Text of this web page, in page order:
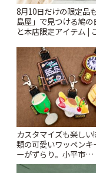
8月10日だけの限定品
島屋」で見つける鳩の
と本店限定アイテム |
カスタマイズも楽しい
類の可愛いワッペンキ
ーがずらり。小平市
「Kimamaya T&K」 |